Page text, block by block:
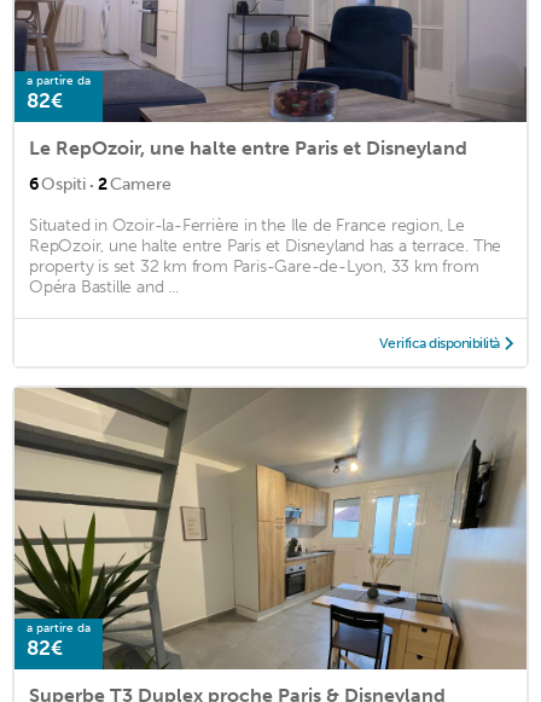
a partire da
82€
Le RepOzoir, une halte entre Paris et Disneyland
6Ospiti · 2Camere
Situated in Ozoir-la-Ferrière in the Ile de France region, Le
RepOzoir, une halte entre Paris et Disneyland has a terrace. The
property is set 32 km from Paris-Gare-de-Lyon, 33 km from
Opéra Bastille and ...
Verifica disponibilità
a partire da
82€
Superbe T3 Duplex proche Paris & Disneyland